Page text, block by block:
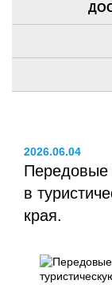
2026.06.04
в
края.